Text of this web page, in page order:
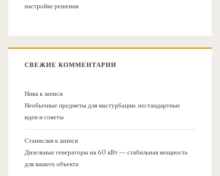
настройке решения
СВЕЖИЕ КОММЕНТАРИИ
Никак записи
Необычные предметы для мастурбации: нестандартные
идеи и советы
Станиславк записи
Дизельные генераторы на 60 кВт — стабильная мощность
для вашего объекта